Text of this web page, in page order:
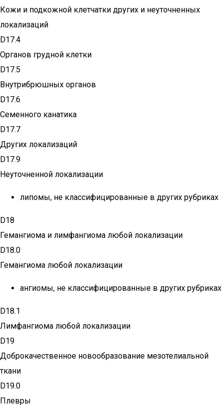
Кожи и подкожной клетчатки других и неуточненных
локализаций
D17.4
Органов грудной клетки
D17.5
Внутрибрюшных органов
D17.6
Семенного канатика
D17.7
Других локализаций
D17.9
Неуточненной локализации
липомы, не классифицированные в других рубриках
D18
Гемангиома и лимфангиома любой локализации
D18.0
Гемангиома любой локализации
ангиомы, не классифицированные в других рубриках
D18.1
Лимфангиома любой локализации
D19
Доброкачественное новообразование мезотелиальной
ткани
D19.0
Плевры